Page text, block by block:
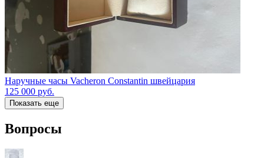
Наручные часы Vacheron Constantin швейцария
125 000 руб.
Показать еще
Вопросы